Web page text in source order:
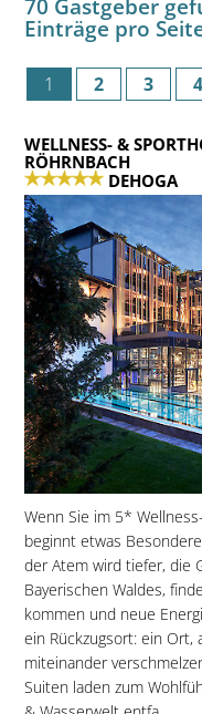
70 Gastgeber
Einträge pro
1 2 3 4
WELLNESS- &
RÖHRNBACH
DEHOGA
Wenn Sie im 5*
beginnt etwas
der Atem wird tiefer, die
Bayerischen Waldes,
kommen und neue
ein Rückzugsort: ein Ort,
miteinander
Suiten laden zum